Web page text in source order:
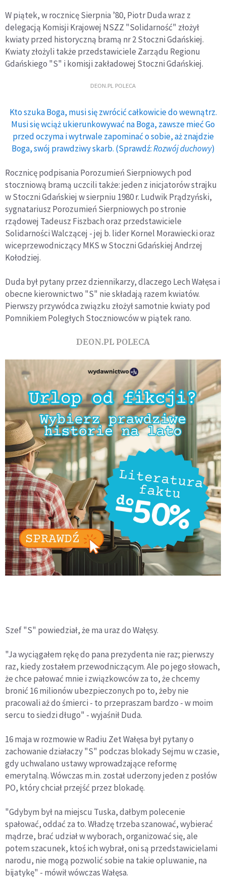
W piątek, w rocznicę Sierpnia ’80, Piotr Duda wraz z
delegacją Komisji Krajowej NSZZ "Solidarność" złożył
kwiaty przed historyczną bramą nr 2 Stoczni Gdańskiej.
Kwiaty złożyli także przedstawiciele Zarządu Regionu
Gdańskiego "S" i komisji zakładowej Stoczni Gdańskiej.
DEON.PL POLECA
Kto szuka Boga, musi się zwrócić całkowicie do wewnątrz.
Musi się wciąż ukierunkowywać na Boga, zawsze mieć Go
przed oczyma i wytrwale zapominać o sobie, aż znajdzie
Boga, swój prawdziwy skarb. (Sprawdź:Rozwój duchowy)
Rocznicę podpisania Porozumień Sierpniowych pod
stoczniową bramą uczcili także: jeden z inicjatorów strajku
w Stoczni Gdańskiej w sierpniu 1980 r. Ludwik Prądzyński,
sygnatariusz Porozumień Sierpniowych po stronie
rządowej Tadeusz Fiszbach oraz przedstawiciele
Solidarności Walczącej - jej b. lider Kornel Morawiecki oraz
wiceprzewodniczący MKS w Stoczni Gdańskiej Andrzej
Kołodziej.
Duda był pytany przez dziennikarzy, dlaczego Lech Wałęsa i
obecne kierownictwo "S" nie składają razem kwiatów.
Pierwszy przywódca związku złożył samotnie kwiaty pod
Pomnikiem Poległych Stoczniowców w piątek rano.
DEON.PL POLECA
Szef "S" powiedział, że ma uraz do Wałęsy.
"Ja wyciągałem rękę do pana prezydenta nie raz; pierwszy
raz, kiedy zostałem przewodniczącym. Ale po jego słowach,
że chce pałować mnie i związkowców za to, że chcemy
bronić 16 milionów ubezpieczonych po to, żeby nie
pracowali aż do śmierci - to przepraszam bardzo - w moim
sercu to siedzi długo" - wyjaśnił Duda.
16 maja w rozmowie w Radiu Zet Wałęsa był pytany o
zachowanie działaczy "S" podczas blokady Sejmu w czasie,
gdy uchwalano ustawy wprowadzające reformę
emerytalną. Wówczas m.in. został uderzony jeden z posłów
PO, który chciał przejść przez blokadę.
"Gdybym był na miejscu Tuska, dałbym polecenie
spałować, oddać za to. Władzę trzeba szanować, wybierać
mądrze, brać udział w wyborach, organizować się, ale
potem szacunek, ktoś ich wybrał, oni są przedstawicielami
narodu, nie mogą pozwolić sobie na takie opluwanie, na
bijatykę" - mówił wówczas Wałęsa.